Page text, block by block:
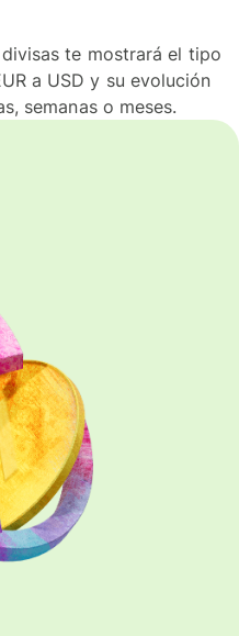
te mostrará el tipo
a USD y su evolución
semanas o meses.